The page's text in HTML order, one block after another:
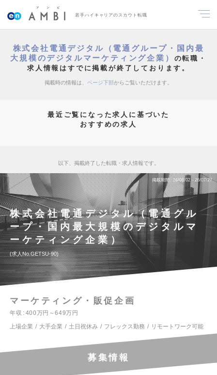
若手ハイキャリアのスカウト転職
株式会社電通デジタル（電通グループ・国内最
大規模のデジタルマーケティング企業） の転職・
求人情報はすでに掲載が終了しております。
掲載時の情報は、 ページ下部からご覧いただけます。
最近ご覧になった求人に基づいた
おすすめの求人
以下、掲載終了した転職・求人情報です。
掲載期間 26/06/02～26/07/27
株式会社電通デジタル（電通グル
ープ・国内最大規模のデジタルマ
ーケティング企業）
求人No.GETSU-90
マーケティング・販促企画
年収
400万円～649万円
上場企業
大手企業 土日祝休み フレックス勤務 リモートワーク可能
募集情報